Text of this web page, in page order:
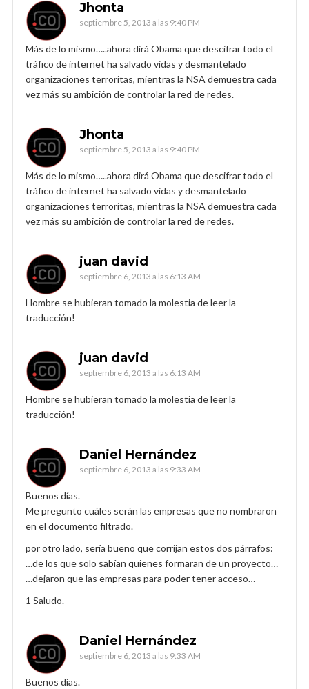
Jhonta
septiembre 5, 2013 a las 9:40 PM
Más de lo mismo…..ahora dirá Obama que descifrar todo el
tráfico de internet ha salvado vidas y desmantelado
organizaciones terroritas, mientras la NSA demuestra cada
vez más su ambición de controlar la red de redes.
Jhonta
septiembre 5, 2013 a las 9:40 PM
Más de lo mismo…..ahora dirá Obama que descifrar todo el
tráfico de internet ha salvado vidas y desmantelado
organizaciones terroritas, mientras la NSA demuestra cada
vez más su ambición de controlar la red de redes.
juan david
septiembre 6, 2013 a las 6:13 AM
Hombre se hubieran tomado la molestia de leer la
traducción!
juan david
septiembre 6, 2013 a las 6:13 AM
Hombre se hubieran tomado la molestia de leer la
traducción!
Daniel Hernández
septiembre 6, 2013 a las 9:33 AM
Buenos días.
Me pregunto cuáles serán las empresas que no nombraron
en el documento filtrado.
por otro lado, sería bueno que corrijan estos dos párrafos:
…de los que solo sabían quienes formaran de un proyecto…
…dejaron que las empresas para poder tener acceso…
1 Saludo.
Daniel Hernández
septiembre 6, 2013 a las 9:33 AM
Buenos días.